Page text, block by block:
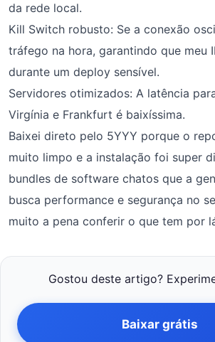
da rede local.
Kill Switch robusto: Se a conexão
tráfego na hora, garantindo que meu
durante um deploy sensível.
Servidores otimizados: A latência
Virgínia e Frankfurt é baixíssima.
Baixei direto pelo 5YYY porque o
muito limpo e a instalação foi super
bundles de software chatos que a
busca performance e segurança no
muito a pena conferir o que tem por
Gostou deste artigo?
Baixar grátis